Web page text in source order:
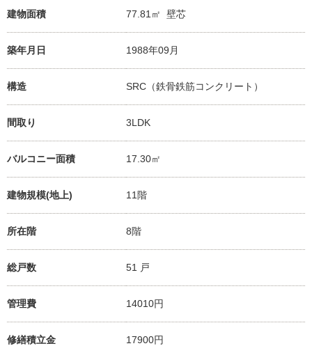
建物面積 77.81㎡ 壁芯
築年月日 1988年09月
構造 SRC（鉄骨鉄筋コンクリート）
間取り 3LDK
バルコニー面積 17.30㎡
建物規模(地上) 11階
所在階 8階
総戸数 51 戸
管理費 14010円
修繕積立金 17900円